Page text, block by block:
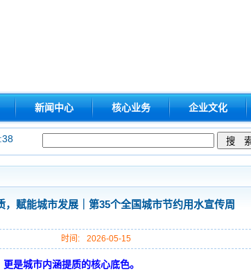
新闻中心 核心业务 企业文化
，赋能城市发展｜第35个全国城市节约用水宣传周
时间: 2026-05-15
是城市内涵提质的核心底色。